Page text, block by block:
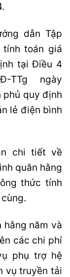
dẫn Tập
tính toán giá
tại Điều 4
TTg ngày
quy định
lẻ điện bình
chi tiết về
quân hằng
thức tính
hằng năm và
các chi phí
phụ trợ hệ
vụ truyền tải